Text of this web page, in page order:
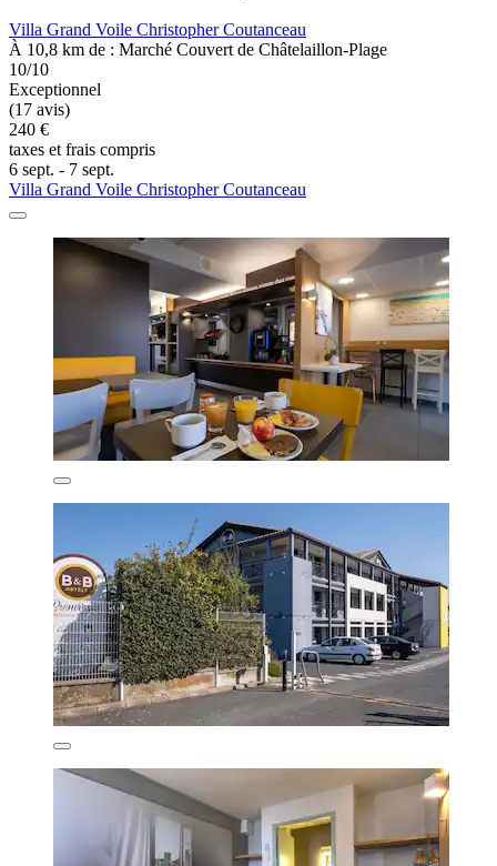
Villa Grand Voile Christopher Coutanceau
À 10,8 km de : Marché Couvert de Châtelaillon-Plage
10/10
Exceptionnel
(17 avis)
240 €
taxes et frais compris
6 sept. - 7 sept.
Villa Grand Voile Christopher Coutanceau